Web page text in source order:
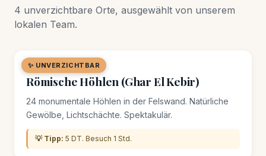
4 unverzichtbare Orte, ausgewählt von unserem
lokalen Team.
✨ UNVERZICHTBAR
🏛️ DENKMAL
Römische Höhlen (Ghar El Kebir)
24 monumentale Höhlen in der Felswand. Natürliche
Gewölbe, Lichtschächte. Spektakulär.
💡 Tipp: 5 DT. Besuch 1 Std.